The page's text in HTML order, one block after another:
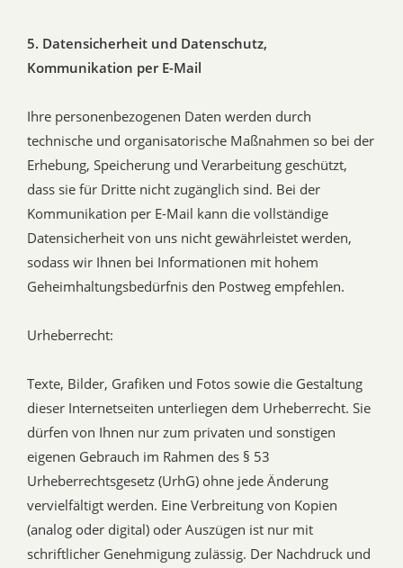
5. Datensicherheit und Datenschutz,
Kommunikation per E-Mail
Ihre personenbezogenen Daten werden durch
technische und organisatorische Maßnahmen so bei der
Erhebung, Speicherung und Verarbeitung geschützt,
dass sie für Dritte nicht zugänglich sind. Bei der
Kommunikation per E-Mail kann die vollständige
Datensicherheit von uns nicht gewährleistet werden,
sodass wir Ihnen bei Informationen mit hohem
Geheimhaltungsbedürfnis den Postweg empfehlen.
Urheberrecht:
Texte, Bilder, Grafiken und Fotos sowie die Gestaltung
dieser Internetseiten unterliegen dem Urheberrecht. Sie
dürfen von Ihnen nur zum privaten und sonstigen
eigenen Gebrauch im Rahmen des § 53
Urheberrechtsgesetz (UrhG) ohne jede Änderung
vervielfältigt werden. Eine Verbreitung von Kopien
(analog oder digital) oder Auszügen ist nur mit
schriftlicher Genehmigung zulässig. Der Nachdruck und